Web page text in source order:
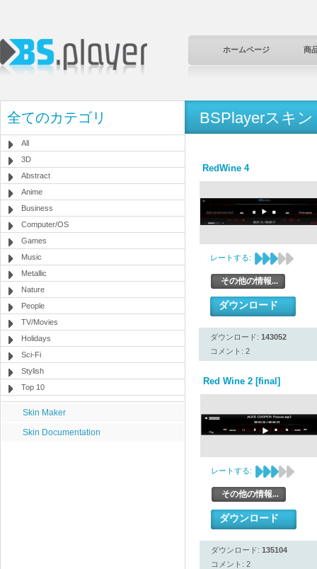
ホームページ 商
全てのカテゴリ
All
3D
Abstract
Anime
Business
Computer/OS
Games
Music
Metallic
Nature
People
TV/Movies
Holidays
Sci-Fi
Stylish
Top 10
Skin Maker
Skin Documentation
BSPlayerスキン
RedWine 4
レートする:
その他の情報...
ダウンロード
ダウンロード: 143052
コメント: 2
Red Wine 2 [final]
レートする:
その他の情報...
ダウンロード
ダウンロード: 135104
コメント: 2